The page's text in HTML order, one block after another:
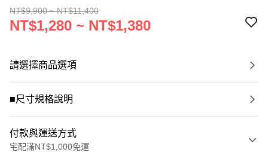
NT$9,900 ~ NT$11,400
NT$1,280 ~ NT$1,380
請選擇商品選項
■尺寸規格說明
付款與運送方式
宅配滿NT$1,000免運